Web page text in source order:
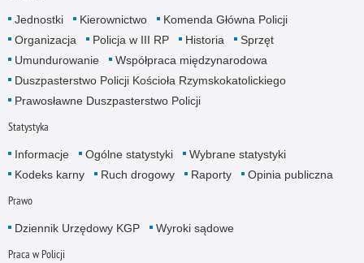
Jednostki Kierownictwo
Komenda Główna Policji
Organizacja
Policja w III RP Historia
Sprzęt
Umundurowanie
Współpraca międzynarodowa
Duszpasterstwo Policji Kościoła Rzymskokatolickiego
Prawosławne Duszpasterstwo Policji
Statystyka
Informacje Ogólne statystyki
Wybrane statystyki
Kodeks karny
Ruch drogowy Raporty Opinia publiczna
Prawo
Dziennik Urzędowy KGP Wyroki sądowe
Praca w Policji